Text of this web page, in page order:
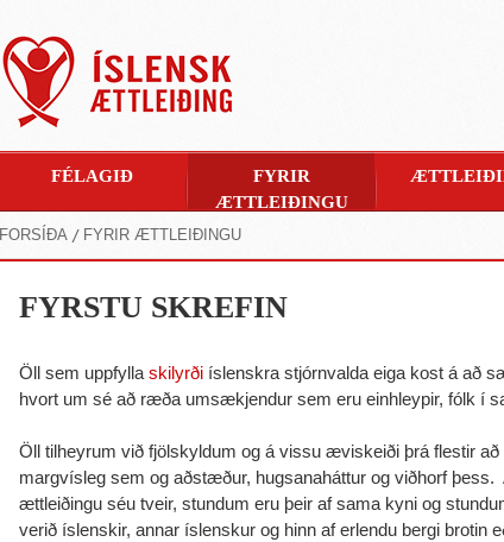
FORSÍÐA FYRIR ÆTTLEIÐINGU
FYRSTU SKREFIN
Öll sem uppfylla skilyrði íslenskra stjórnvalda eiga kost á að
hvort um sé að ræða umsækjendur sem eru einhleypir, fólk í
Öll tilheyrum við fjölskyldum og á vissu æviskeiði þrá flestir
margvísleg sem og aðstæður, hugsanaháttur og viðhorf
ættleiðingu séu tveir, stundum eru þeir af sama kyni og
verið íslenskir, annar íslenskur og hinn af erlendu bergi brotin
FÉLAGIÐ
FYRIR
ÆTTLEIÐINGU